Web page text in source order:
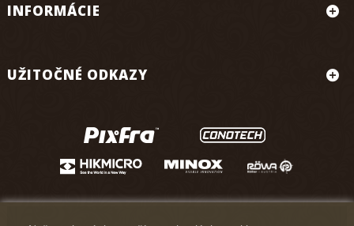
INFORMÁCIE
UŽITOČNÉ ODKAZY